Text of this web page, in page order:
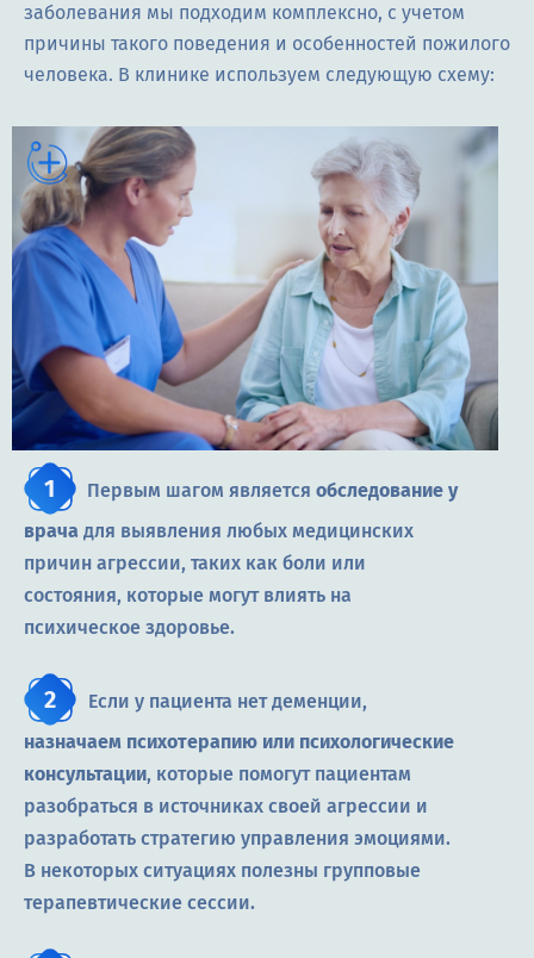
заболевания мы подходим комплексно, с учетом
причины такого поведения и особенностей пожилого
человека. В клинике используем следующую схему:
Первым шагом является обследование у
врача для выявления любых медицинских
причин агрессии, таких как боли или
состояния, которые могут влиять на
психическое здоровье.
Если у пациента нет деменции,
назначаем психотерапию или психологические
консультации, которые помогут пациентам
разобраться в источниках своей агрессии и
разработать стратегию управления эмоциями.
В некоторых ситуациях полезны групповые
терапевтические сессии.